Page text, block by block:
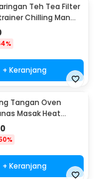
Teh Tea Filter
Chilling Man
+ Keranjang
Tangan Oven
Masak Heat
- 540F
+ Keranjang